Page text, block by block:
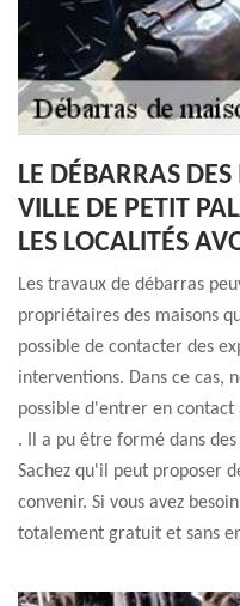
LE DÉBARRAS
VILLE DE PETIT
LES LOCALITÉS
Les travaux de débarras
propriétaires des maisons
possible de contacter des
interventions. Dans ce cas,
possible d'entrer en contact
. Il a pu être formé dans
Sachez qu'il peut proposer
convenir. Si vous avez
totalement gratuit et sans